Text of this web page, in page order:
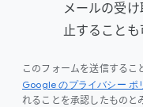
メールの受
止することも
このフォームを送信するこ
Google のプライバシー ポ
れることを承認したものと